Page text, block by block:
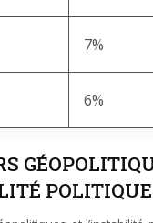
7%
6%
POLITIQUE